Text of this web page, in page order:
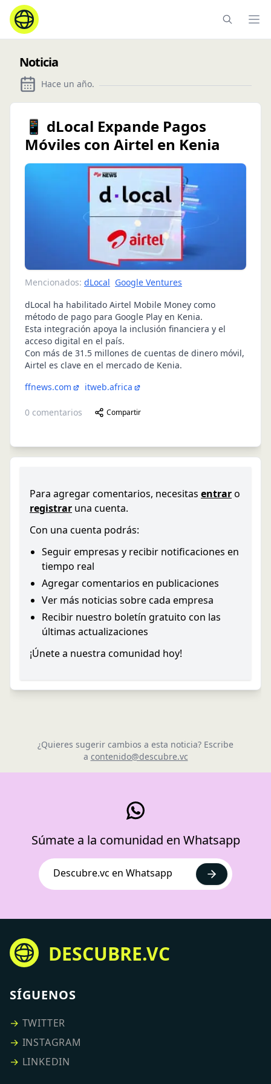
Noticia
Hace un año.
📱 dLocal Expande Pagos
Móviles con Airtel en Kenia
Mencionados: dLocal Google Ventures
dLocal ha habilitado Airtel Mobile Money como
método de pago para Google Play en Kenia.
Esta integración apoya la inclusión financiera y el
acceso digital en el país.
Con más de 31.5 millones de cuentas de dinero móvil,
Airtel es clave en el mercado de Kenia.
ffnews.com
itweb.africa
0 comentarios Compartir
Para agregar comentarios, necesitas entraro
registrar una cuenta.
Con una cuenta podrás:
Seguir empresas y recibir notificaciones en
tiempo real
Agregar comentarios en publicaciones
Ver más noticias sobre cada empresa
Recibir nuestro boletín gratuito con las
últimas actualizaciones
¡Únete a nuestra comunidad hoy!
¿Quieres sugerir cambios a esta noticia? Escribe
a contenido@descubre.vc
Súmate a la comunidad en Whatsapp
Descubre.vc en Whatsapp
DESCUBRE.VC
SÍGUENOS
→ TWITTER
→ INSTAGRAM
→ LINKEDIN